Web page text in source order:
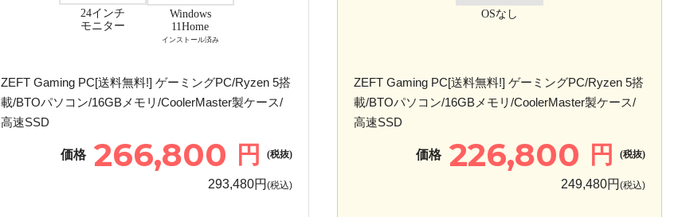
24インチ
モニター
Windows
11Home
インストール済み
ZEFT Gaming PC[送料無料!] ゲーミングPC/Ryzen 5搭
載/BTOパソコン/16GBメモリ/CoolerMaster製ケース/
高速SSD
価格 266,800 円 (税抜)
293,480円 (税込)
OSなし
ZEFT Gaming PC[送料無料!] ゲーミングPC/Ryzen 5搭
載/BTOパソコン/16GBメモリ/CoolerMaster製ケース/
高速SSD
価格 226,800 円 (税抜)
249,480円 (税込)